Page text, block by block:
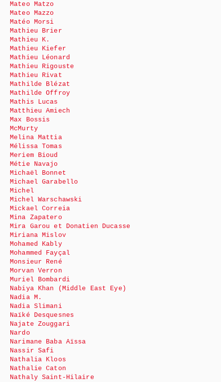
Mateo Matzo
Mateo Mazzo
Matéo Morsi
Mathieu Brier
Mathieu K.
Mathieu Kiefer
Mathieu Léonard
Mathieu Rigouste
Mathieu Rivat
Mathilde Blézat
Mathilde Offroy
Mathis Lucas
Matthieu Amiech
Max Bossis
McMurty
Melina Mattia
Mélissa Tomas
Meriem Bioud
Métie Navajo
Michaël Bonnet
Michael Garabello
Michel
Michel Warschawski
Mickael Correia
Mina Zapatero
Mira Garou et Donatien Ducasse
Miriana Mislov
Mohamed Kably
Mohammed Fayçal
Monsieur René
Morvan Verron
Muriel Bombardi
Nabiya Khan (Middle East Eye)
Nadia M.
Nadia Slimani
Naïké Desquesnes
Najate Zouggari
Nardo
Narimane Baba Aïssa
Nassir Safi
Nathalia Kloos
Nathalie Caton
Nathaly Saint-Hilaire